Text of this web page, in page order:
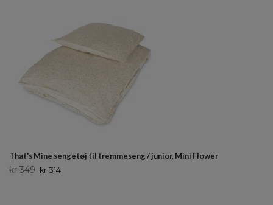
That's Mine sengetøj til tremmeseng / junior, Mini Flower
kr 349 kr 314